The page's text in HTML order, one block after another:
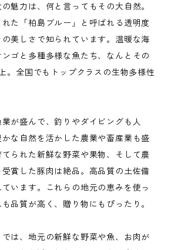
魅力は、何と言ってもその大自然。
た「柏島ブルー」と呼ばれる透明度
美しさで知られています。温暖な海
ゴと多種多様な魚たち、なんとその
。全国でもトップクラスの生物多様性
が盛んで、釣りやダイビングも人
な自然を活かした農業や畜産業も盛
られた新鮮な野菜や果物、そして農
賞した豚肉は絶品。高品質の土佐備
います。これらの地元の恵みを使っ
品質が高く、贈り物にもぴったり。
では、地元の新鮮な野菜や魚、お肉が